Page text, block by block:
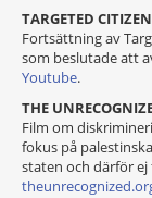
TARGETED
Fortsättning av
som beslutade att
Youtube.
THE
Film om
fokus på
staten och därför ej